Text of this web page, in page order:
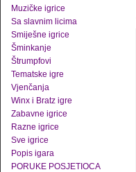
Muzičke igrice
Sa slavnim licima
Smiješne igrice
Šminkanje
Štrumpfovi
Tematske igre
Vjenčanja
Winx i Bratz igre
Zabavne igrice
Razne igrice
Sve igrice
Popis igara
PORUKE POSJETIOCA